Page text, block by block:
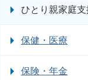
ひとり親家庭支
保健・医療
保険・年金